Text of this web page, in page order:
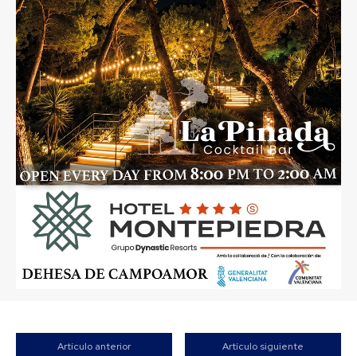
Artículo anterior Artículo siguiente